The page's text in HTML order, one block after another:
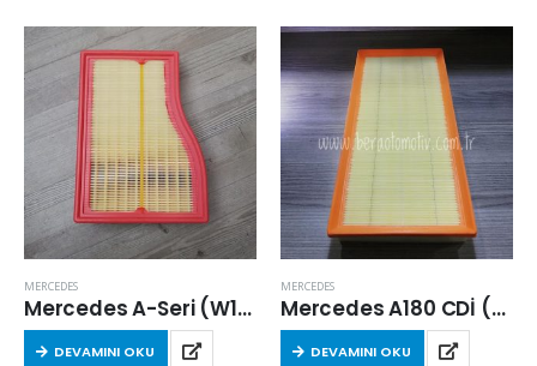
MERCEDES
Mercedes A-Seri (W177) A 200 Benzinli 2018 Sonrası Hava Filtresi
DEVAMINI OKU
MERCEDES
Mercedes A180 CDİ (W169) 2004-2012 Arası Hava Filtresi
DEVAMINI OKU